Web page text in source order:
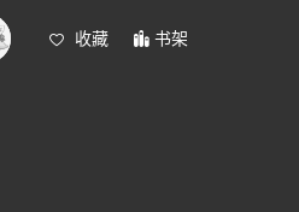
收藏 书架